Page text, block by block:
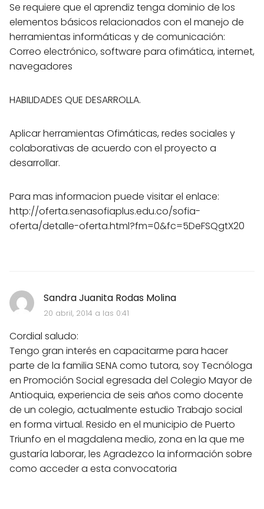
Se requiere que el aprendiz tenga dominio de los
elementos básicos relacionados con el manejo de
herramientas informáticas y de comunicación:
Correo electrónico, software para ofimática, internet,
navegadores
HABILIDADES QUE DESARROLLA.
Aplicar herramientas Ofimáticas, redes sociales y
colaborativas de acuerdo con el proyecto a
desarrollar.
Para mas informacion puede visitar el enlace:
http://oferta.senasofiaplus.edu.co/sofia-
oferta/detalle-oferta.html?fm=0&fc=5DeFSQgtX20
Sandra Juanita Rodas Molina
20 abril, 2014 a las 0:41
Cordial saludo:
Tengo gran interés en capacitarme para hacer
parte de la familia SENA como tutora, soy Tecnóloga
en Promoción Social egresada del Colegio Mayor de
Antioquia, experiencia de seis años como docente
de un colegio, actualmente estudio Trabajo social
en forma virtual. Resido en el municipio de Puerto
Triunfo en el magdalena medio, zona en la que me
gustaría laborar, les Agradezco la información sobre
como acceder a esta convocatoria